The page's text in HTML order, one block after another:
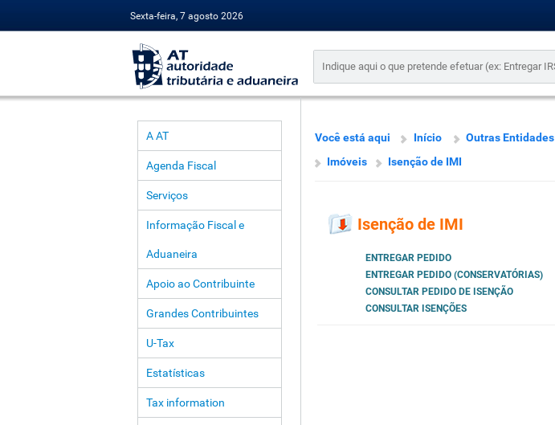
Sexta-feira, 7 agosto 2026
A AT
Agenda Fiscal
Serviços
Informação Fiscal e
Aduaneira
Apoio ao Contribuinte
Grandes Contribuintes
U-Tax
Estatísticas
Tax information
Você está aqui Início Outras Entidades
Imóveis
Isenção de IMI
Isenção de IMI
ENTREGAR PEDIDO
ENTREGAR PEDIDO (CONSERVATÓRIAS)
CONSULTAR PEDIDO DE ISENÇÃO
CONSULTAR ISENÇÕES